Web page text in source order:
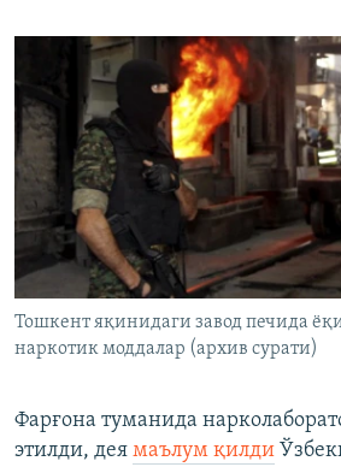
Тошкент яқинидаги завод печида
наркотик моддалар (архив сурати)
Фарғона туманида
этилди, дея маълум қилди